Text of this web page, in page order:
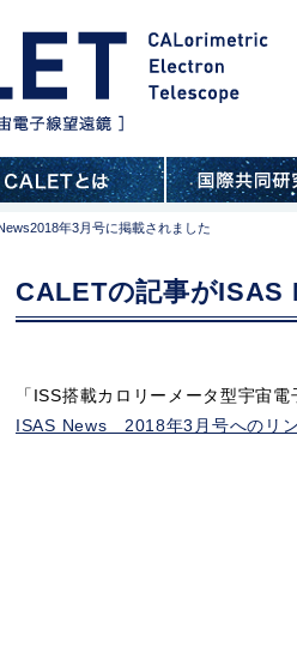
年3月号に掲載されました
CALETの記事がISAS
「ISS搭載カロリーメータ型宇宙
ISAS News 2018年3月号へのリ